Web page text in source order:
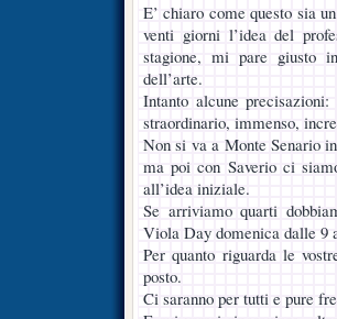
E’ chiaro come questo sia
venti giorni l’idea del
stagione, mi pare giusto
dell’arte.
Intanto alcune
straordinario, immenso,
Non si va a Monte Senario
ma poi con Saverio ci
all’idea iniziale.
Se arriviamo quarti
Viola Day domenica dalle 9
Per quanto riguarda le
posto.
Ci saranno per tutti e pure